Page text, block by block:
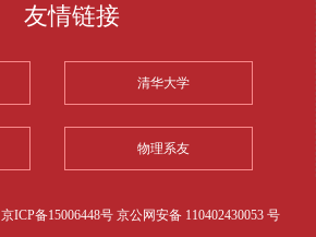
友情链接
清华大学
物理系友
京ICP备15006448号 京公网安备 110402430053 号